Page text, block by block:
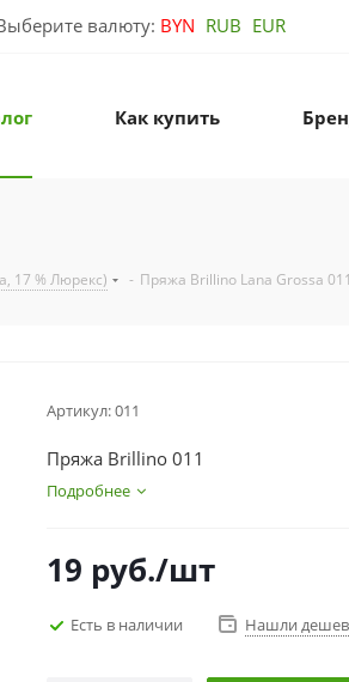
валюту: BYN RUB EUR
Как купить
17 % Люрекс) - Пряжа Brillino Lana Grossa 011
Артикул:011
Пряжа Brillino 011
Подробнее
19 руб./шт
Есть в наличии Нашли